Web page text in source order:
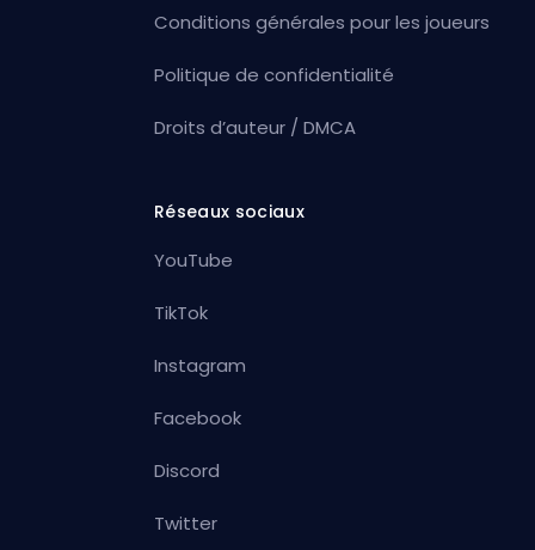
Conditions générales pour les joueurs
Politique de confidentialité
Droits d’auteur / DMCA
Réseaux sociaux
YouTube
TikTok
Instagram
Facebook
Discord
Twitter